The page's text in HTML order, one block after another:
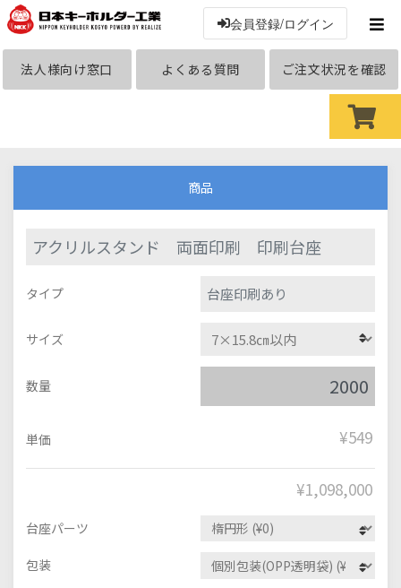
会員登録/ログイン
法人様向け窓口 よくある質問 ご注文状況を確認
商品
アクリルスタンド 両面印刷 印刷台座
タイプ 台座印刷あり
サイズ
数量
単価 ¥549
¥1,098,000
台座パーツ
包装